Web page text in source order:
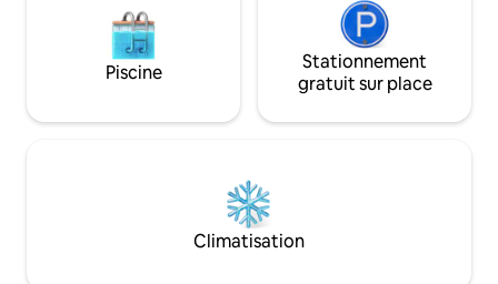
de chez eux. La paix intérieure de ses
coins est à quelques pas de l'agitation de
la ville historique ou de la contemplation
de la mer et de la baie d'Angra, compte
aménagé. Son histoire remonte aux
dans un charmant espace de réception
et aurez accès à votre suite privée.
Spacieuse, moderne et un trésor
Piscine
Stationnement
gratuit sur place
Climatisation